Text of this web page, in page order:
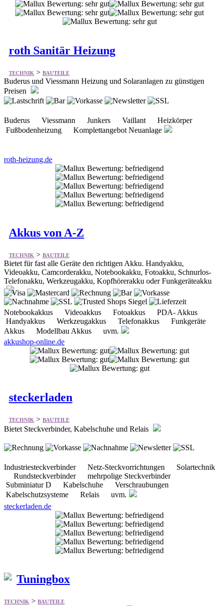
roth Sanitär Heizung
TECHNIK > BAUTEILE
Buderus und Viessmann Heizung und Solaranlagen zu günstigen
Preisen
Buderus Viessmann Junkers Vaillant Heizkörper
Fußbodenheizung Komplettangebot Neuanlage
roth-heizung.de
Akkus von A-Z
TECHNIK > BAUTEILE
Bietet für fast alle Geräte den richtigen Akku. Handyakku,
Videoakku, Camcorderakku, Notebookakku, Fotoakku, Schnurlos-
Telefonakku, Werkzeugakku, Kopfhörerakku oder Funkgeräteakku
Notebookakkus Videoakkus Fotoakkus PDA- Akkus
Handyakkus Werkzeugakkus Telefonakkus Funkgeräte
Akkus Modellbau Akkus uvm.
akkushop-online.de
steckerladen
TECHNIK > BAUTEILE
Bietet Steckverbinder, Kabelschuhe und Relais
Industriesteckverbinder Netz-Steckvorrichtungen Solartechnik
Rundsteckverbinder mehrpolige Steckverbinder
Subminiatur D Kabelschuhe Verschraubungen
Kabelschutzsysteme Relais uvm.
steckerladen.de
Tuningbox
TECHNIK > BAUTEILE